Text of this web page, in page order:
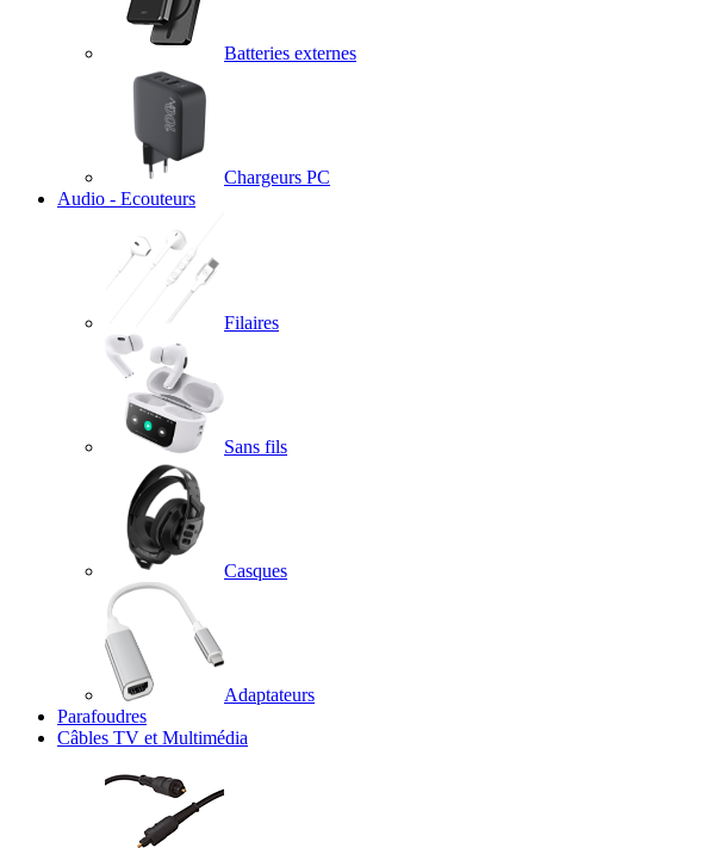
Batteries externes
Chargeurs PC
Audio - Ecouteurs
Filaires
Sans fils
Casques
Adaptateurs
Parafoudres
Câbles TV et Multimédia